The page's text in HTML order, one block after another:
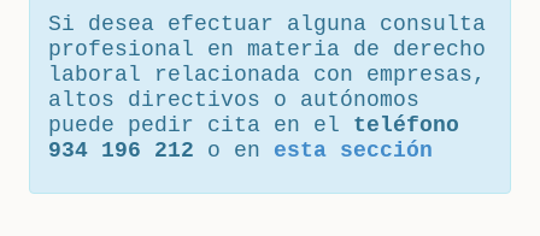
Si desea efectuar alguna consulta
profesional en materia de derecho
laboral relacionada con empresas,
altos directivos o autónomos
puede pedir cita en el teléfono
934 196 212 o en esta sección